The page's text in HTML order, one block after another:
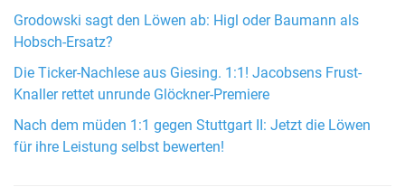
Grodowski sagt den Löwen ab: Higl oder Baumann als
Hobsch-Ersatz?
Die Ticker-Nachlese aus Giesing. 1:1! Jacobsens Frust-
Knaller rettet unrunde Glöckner-Premiere
Nach dem müden 1:1 gegen Stuttgart II: Jetzt die Löwen
für ihre Leistung selbst bewerten!